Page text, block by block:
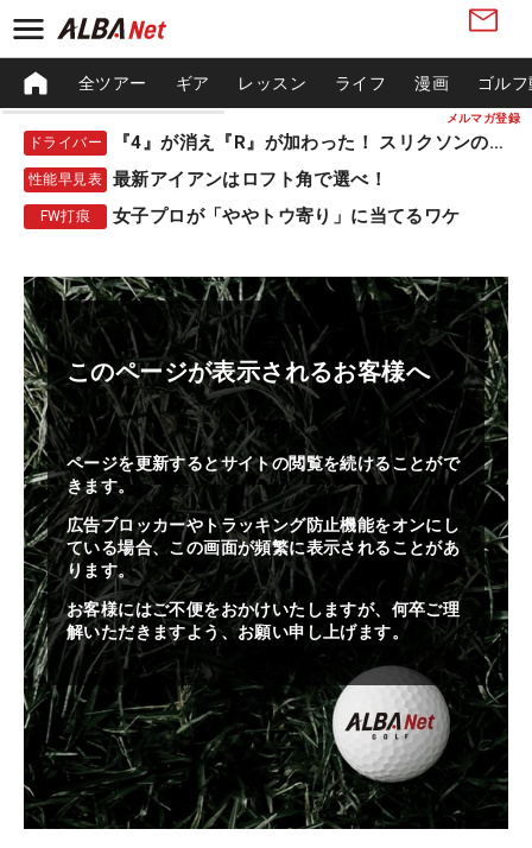
メルマガ登録
全ツアー ギア レッスン ライフ 漫画 ゴル
ドライバー 『4』が消え『R』が加わった！ スリクソンの新作
性能早見表 最新アイアンはロフト角で選べ！
FW打痕 女子プロが「ややトウ寄り」に当てるワケ
このページが表示されるお客様へ
ページを更新するとサイトの閲覧を続けることがで
きます。
広告ブロッカーやトラッキング防止機能をオンにし
ている場合、この画面が頻繁に表示されることがあ
ります。
お客様にはご不便をおかけいたしますが、何卒ご理
解いただきますよう、お願い申し上げます。